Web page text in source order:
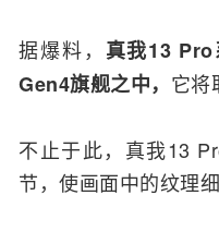
据爆料， 真我13
Gen4旗舰之中， 它将
不止于此，真我13
节，使画面中的纹理